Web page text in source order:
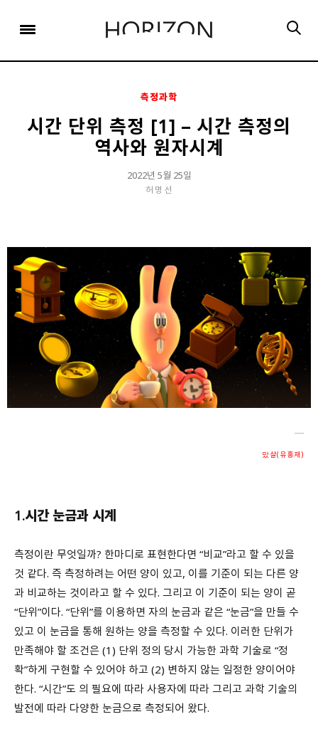
측정과학
시간 단위 측정 [1] – 시간 측정의
역사와 원자시계
2022년 5월 25일
허명선
맜살(유홍재)
1.시간 눈금과 시계
측정이란 무엇일까? 한마디로 표현한다면 “비교”라고 할 수 있을
것 같다. 즉 측정하려는 어떤 양이 있고, 이를 기준이 되는 다른 양
과 비교하는 것이라고 할 수 있다. 그리고 이 기준이 되는 양이 곧
“단위”이다. “단위”를 이용하면 자의 눈금과 같은 “눈금”을 만들 수
있고 이 눈금을 통해 원하는 양을 측정할 수 있다. 이러한 단위가
만족해야 할 조건은 (1) 단위 정의 당시 가능한 과학 기술로 “정
확”하게 구현할 수 있어야 하고 (2) 변하지 않는 일정한 양이어야
한다. “시간”도 의 필요에 따라 사용자에 따라 그리고 과학 기술의
발전에 따라 다양한 눈금으로 측정되어 왔다.
x
소셜 계정으로 로그인할 수 있습니다.
비밀번호 찾기
보내기
SIGN UP
회원 가입을 통해 더 많은 정보를 받아보세요.
01
회원정보입력
02
이메일 인증
03
가입완료
입력하신 이메일 주소
발송된 인증 메일에서 링크를 통해
회원 가입을 완료해 주세요.
SIGN UP
회원정보입력
02
이메일 인증 가입완료
이메일 인증이 완료되었습니다.
가입하신 이메일 주소로 로그인 후 서비스를 이용해주세요.
SIGN UP
회원 가입을 통해 더 많은 정보를 받아보세요.
01
회원정보입력
02
이메일 인증
03
가입완료
8자 이상의 영문자와 숫자 조합으로 작성해 주세요.
회원가입 약관 동의 상세보기
개인정보의 수집 및 이용 안내 동의 상세보기
본인은 만 14세 이상입니다.